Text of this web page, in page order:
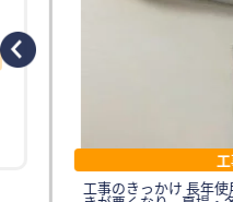
工事のきっかけ 長年使用されていたエアコンの効